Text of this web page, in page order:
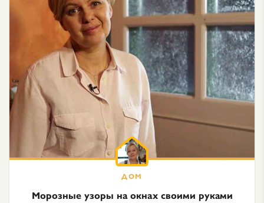
Морозные узоры на окнах своими руками